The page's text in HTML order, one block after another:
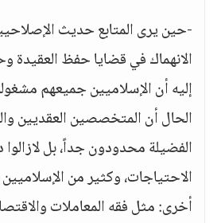
-حين يرى المتابع حديث
الانهماك في قضايا حفظ العقيدة
إليه أن الإسلاميين جميعهم
الحال أن المتخصصين العقديين
الفضيلة محدودون جداً، بل
الاحتياجات، وكثير من
أخرى: مثل فقه المعاملات